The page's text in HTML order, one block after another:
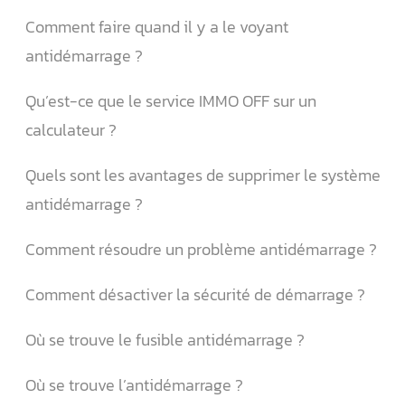
Comment faire quand il y a le voyant
antidémarrage ?
Qu’est-ce que le service IMMO OFF sur un
calculateur ?
Quels sont les avantages de supprimer le système
antidémarrage ?
Comment résoudre un problème antidémarrage ?
Comment désactiver la sécurité de démarrage ?
Où se trouve le fusible antidémarrage ?
Où se trouve l’antidémarrage ?